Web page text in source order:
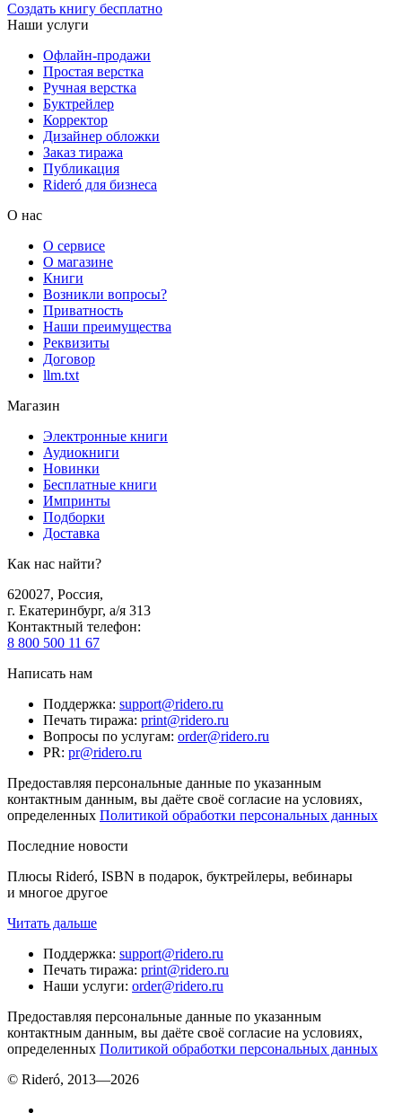
Создать книгу бесплатно
Наши услуги
Офлайн-продажи
Простая верстка
Ручная верстка
Буктрейлер
Корректор
Дизайнер обложки
Заказ тиража
Публикация
Rideró для бизнеса
О нас
О сервисе
О магазине
Книги
Возникли вопросы?
Приватность
Наши преимущества
Реквизиты
Договор
llm.txt
Магазин
Электронные книги
Аудиокниги
Новинки
Бесплатные книги
Импринты
Подборки
Доставка
Как нас найти?
620027, Россия,
г. Екатеринбург, а/я 313
Контактный телефон:
8 800 500 11 67
Написать нам
Поддержка: support@ridero.ru
Печать тиража: print@ridero.ru
Вопросы по услугам: order@ridero.ru
PR: pr@ridero.ru
Предоставляя персональные данные по указанным
контактным данным, вы даёте своё согласие на условиях,
определенных Политикой обработки персональных данных
Последние новости
Плюсы Rideró, ISBN в подарок, буктрейлеры, вебинары
и многое другое
Читать дальше
Поддержка: support@ridero.ru
Печать тиража: print@ridero.ru
Наши услуги: order@ridero.ru
Предоставляя персональные данные по указанным
контактным данным, вы даёте своё согласие на условиях,
определенных Политикой обработки персональных данных
© Rideró, 2013—2026